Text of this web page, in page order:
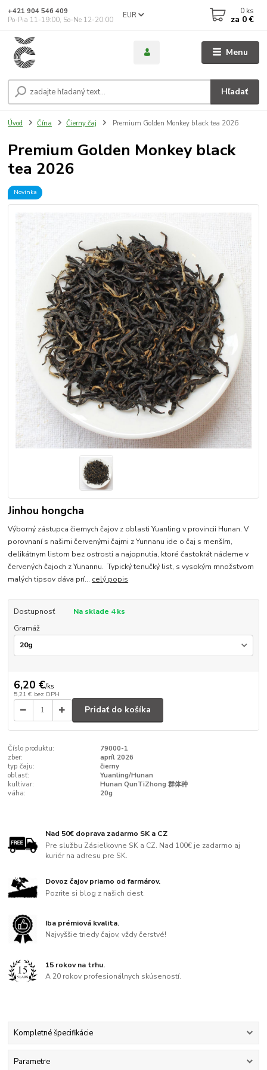
Menu
EUR
Hľadať
+421 904 546 409
Po-Pia 11-19:00, So-Ne 12-20:00
0 ks
za 0 €
Úvod Čína Čierny čaj Premium Golden Monkey black tea 2026
Premium Golden Monkey black
tea 2026
Novinka
Jinhou hongcha
Výborný zástupca čiernych čajov z oblasti Yuanling v provincii Hunan. V
porovnaní s našimi červenými čajmi z Yunnanu ide o čaj s menším,
delikátnym listom bez ostrosti a najopnutia, ktoré častokrát nádeme v
červených čajoch z Yunannu. Typický tenučký list, s vysokým množstvom
malých tipsov dáva prí... celý popis
Dostupnosť
Na sklade 4 ks
Gramáž
6,20 €/ks
5,21 € bez DPH
Pridať do košíka
Číslo produktu:
79000-1
zber:
apríl 2026
typ čaju:
čierny
oblasť:
Yuanling/Hunan
kultivar:
Hunan QunTiZhong 群体种
váha:
20g
Nad 50€ doprava zadarmo SK a CZ
Pre službu Zásielkovne SK a CZ. Nad 100€ je zadarmo aj
kuriér na adresu pre SK.
Dovoz čajov priamo od farmárov.
Pozrite si blog z našich ciest.
Iba prémiová kvalita.
Najvyššie triedy čajov, vždy čerstvé!
15 rokov na trhu.
A 20 rokov profesionálnych skúseností.
Kompletné špecifikácie
Parametre